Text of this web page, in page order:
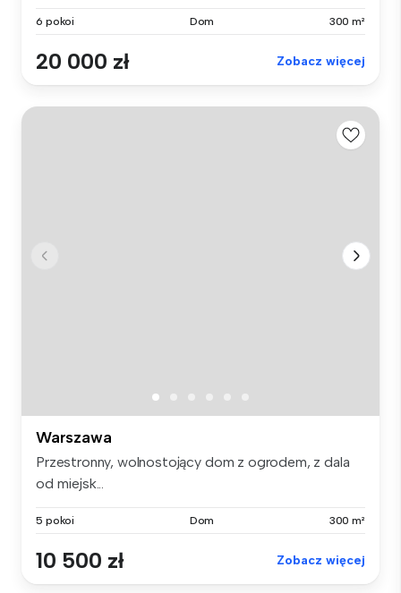
6 pokoi Dom 300 m²
20 000 zł Zobacz więcej
Warszawa
Przestronny, wolnostojący dom z ogrodem, z dala
od miejsk...
5 pokoi Dom 300 m²
10 500 zł Zobacz więcej